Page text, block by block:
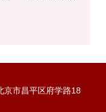
市昌平区府学路18